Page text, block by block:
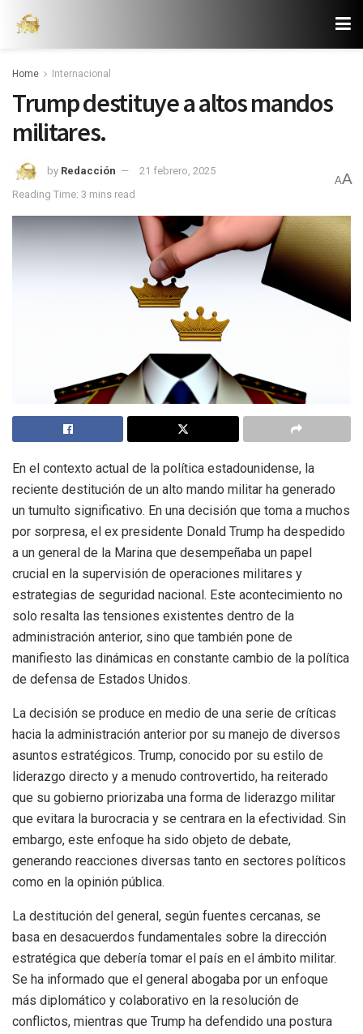
Home Internacional
Trump destituye a altos mandos
militares.
by Redacción
21 febrero, 2025
Reading Time: 3 mins read
AA
En el contexto actual de la política estadounidense, la
reciente destitución de un alto mando militar ha generado
un tumulto significativo. En una decisión que toma a muchos
por sorpresa, el ex presidente Donald Trump ha despedido
a un general de la Marina que desempeñaba un papel
crucial en la supervisión de operaciones militares y
estrategias de seguridad nacional. Este acontecimiento no
solo resalta las tensiones existentes dentro de la
administración anterior, sino que también pone de
manifiesto las dinámicas en constante cambio de la política
de defensa de Estados Unidos.
La decisión se produce en medio de una serie de críticas
hacia la administración anterior por su manejo de diversos
asuntos estratégicos. Trump, conocido por su estilo de
liderazgo directo y a menudo controvertido, ha reiterado
que su gobierno priorizaba una forma de liderazgo militar
que evitara la burocracia y se centrara en la efectividad. Sin
embargo, este enfoque ha sido objeto de debate,
generando reacciones diversas tanto en sectores políticos
como en la opinión pública.
La destitución del general, según fuentes cercanas, se
basa en desacuerdos fundamentales sobre la dirección
estratégica que debería tomar el país en el ámbito militar.
Se ha informado que el general abogaba por un enfoque
más diplomático y colaborativo en la resolución de
conflictos, mientras que Trump ha defendido una postura